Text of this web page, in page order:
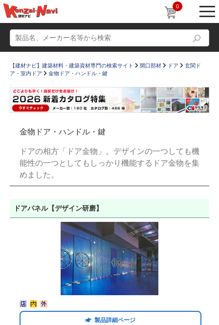
0
すまいリング 設計士インタビュー
Q＆A
【建材ナビ】建築材料・建築資材専門の検索サイト 開口部材 ドア
玄関ド
ア・室内ドア
金物ドア・ハンドル・鍵
金物ドア・ハンドル・鍵
ドアの相方「ドア金物」。デザインの一つしても機
能性の一つとしてもしっかり機能するドア金物を集
めました。
ドアパネル【デザイン研磨】
製品詳細ページ